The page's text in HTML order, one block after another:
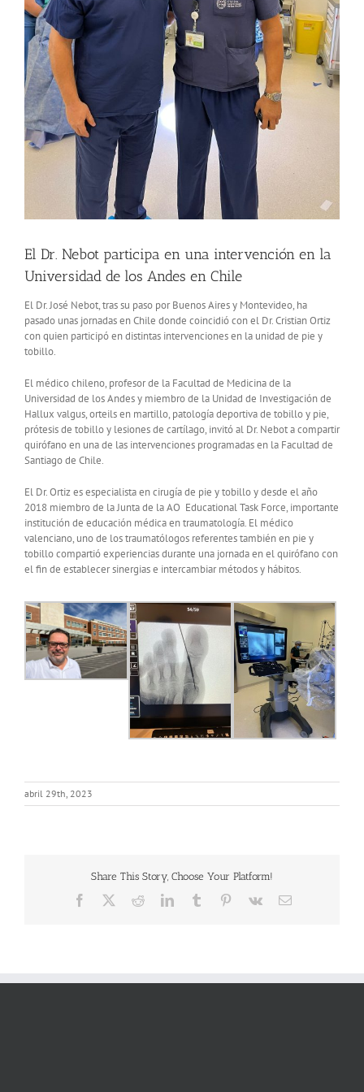
El Dr. Nebot participa en una intervención en la
Universidad de los Andes en Chile
El Dr. José Nebot, tras su paso por Buenos Aires y Montevideo, ha
pasado unas jornadas en Chile donde coincidió con el Dr. Cristian Ortiz
con quien participó en distintas intervenciones en la unidad de pie y
tobillo.
El médico chileno, profesor de la Facultad de Medicina de la
Universidad de los Andes y miembro de la Unidad de Investigación de
Hallux valgus, orteils en martillo, patología deportiva de tobillo y pie,
prótesis de tobillo y lesiones de cartílago, invitó al Dr. Nebot a compartir
quirófano en una de las intervenciones programadas en la Facultad de
Santiago de Chile.
El Dr. Ortiz es especialista en cirugía de pie y tobillo y desde el año
2018 miembro de la Junta de la AO Educational Task Force, importante
institución de educación médica en traumatología. El médico
valenciano, uno de los traumatólogos referentes también en pie y
tobillo compartió experiencias durante una jornada en el quirófano con
el fin de establecer sinergias e intercambiar métodos y hábitos.
abril 29th, 2023
Share This Story, Choose Your Platform!
Facebook RedditLinkedInTumblr Pinterest
Vk
Correo